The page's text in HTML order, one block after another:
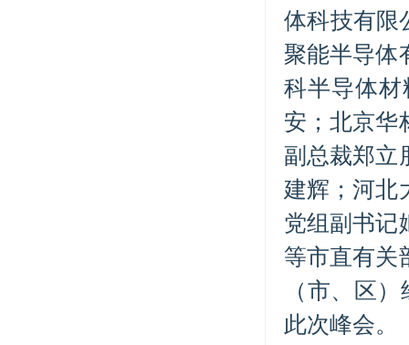
体科技有限
聚能半导体
科半导体
安；北京华
副总裁郑立
建辉；河北
党组副书记
等市直有关
（市、区
此次峰会。